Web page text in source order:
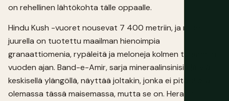
on rehellinen lähtökohta tälle oppaalle.
Hindu Kush -vuoret nousevat 7 400 metriin, ja niiden
juurella on tuotettu maailman hienoimpia
granaattiomenia, rypäleitä ja meloneja kolmen tuhannen
vuoden ajan. Band-e-Amir, sarja mineraalinsinisiä järviä
keskisellä ylängöllä, näyttää joltakin, jonka ei pitäisi olla
olemassa tässä maisemassa, mutta se on. Heratin